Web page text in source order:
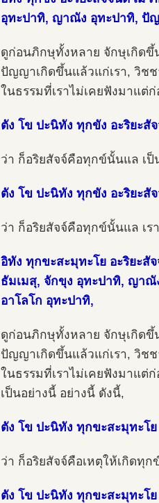
อุทะปาทิ, ญาณัง อุทะปาทิ, ปั
ดูก่อนภิกษุทั้งหลาย จักษุเกิดขึ้
ปัญญาเกิดขึ้นแล้วแก่เรา, วิชช
ในธรรมที่เราไม่เคยฟังมาแต่
ตัง โข ปะนิทัง ทุกขัง อะริยะสั
ว่า ก็อริยสัจจ์คือทุกข์นั้นแล เ
ตัง โข ปะนิทัง ทุกขัง อะริยะสั
ว่า ก็อริยสัจจ์คือทุกข์นั้นแล เร
อิทัง ทุกขะสะมุทะโย อะริยะสั
ธัมเมสุ, จักขุง อุทะปาทิ, ญา
อาโลโก อุทะปาทิ,
ดูก่อนภิกษุทั้งหลาย จักษุเกิดขึ้
ปัญญาเกิดขึ้นแล้วแก่เรา, วิชช
ในธรรมที่เราไม่เคยฟังมาแต่
เป็นอย่างนี้ อย่างนี้ ดังนี้,
ตัง โข ปะนิทัง ทุกขะสะมุทะโ
ว่า ก็อริยสัจจ์คือเหตุให้เกิดทุ
ตัง โข ปะนิทัง ทุกขะสะมุทะโ